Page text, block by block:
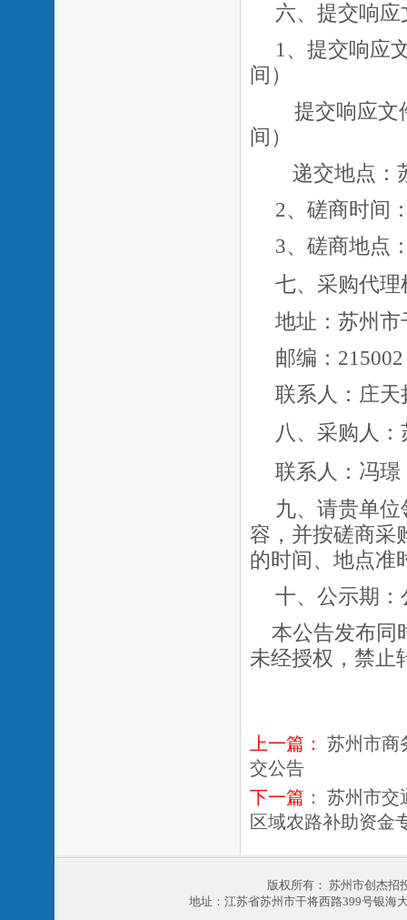
六、提交响
1、提交响应
间）
提交响应文
间）
递交地点：
2、磋商时间
3、磋商地点
七、 采购代
地址：苏州市
邮编：
联系人：庄天
八、 采购人：
联系人：冯璟
九、请贵单
容，并按磋商采
的时间、地点准
十、公示期
本公告发布同
未经授权，禁止
上一篇：
苏州市商
交公告
下一篇：
苏州市交
区域农路补助资金
版权所有： 苏州市创杰
地址：江苏省苏州市干将西路399号银海